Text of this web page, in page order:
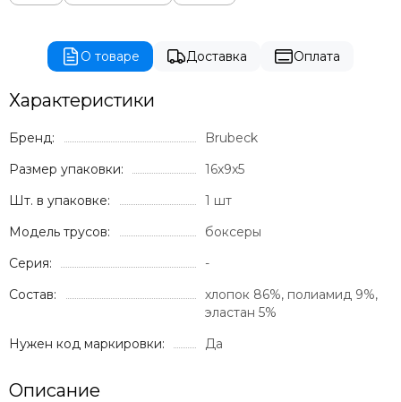
О товаре Доставка Оплата
Характеристики
Бренд:
Brubeck
Размер упаковки:
16x9x5
Шт. в упаковке:
1 шт
Модель трусов:
боксеры
Серия:
-
Состав:
хлопок 86%, полиамид 9%,
эластан 5%
Нужен код маркировки:
Да
Описание